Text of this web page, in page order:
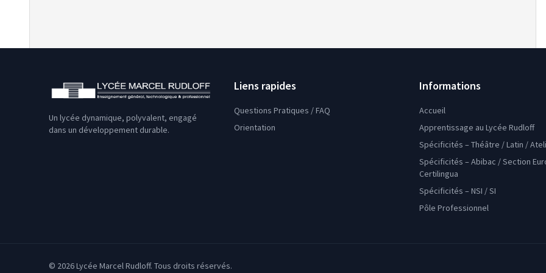
Un lycée dynamique, polyvalent, engagé
dans un développement durable.
Liens rapides
Questions Pratiques / FAQ
Orientation
Informations
Accueil
Apprentissage au Lycée Rudloff
Spécificités – Théâtre / Latin /
Spécificités – Abibac / Section
Certilingua
Spécificités – NSI / SI
Pôle Professionnel
© 2026 Lycée Marcel Rudloff. Tous droits réservés.